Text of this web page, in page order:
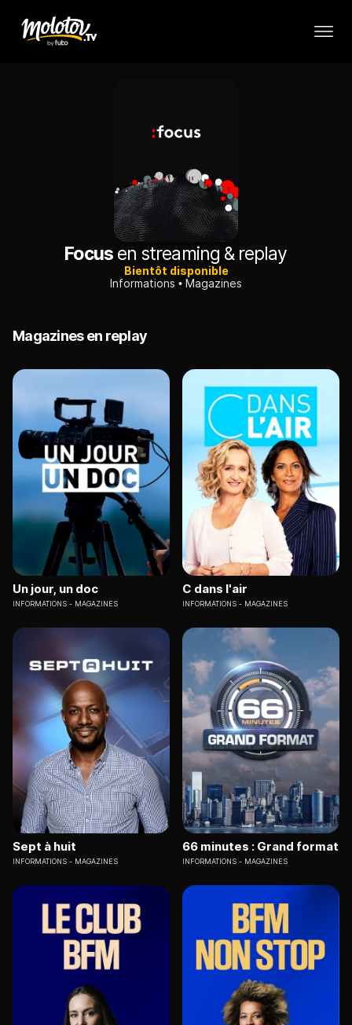
Focusen streaming & replay
Bientôt disponible
Informations
Magazines
Magazines en replay
Un jour, un doc
INFORMATIONS MAGAZINES
C dans l'air
INFORMATIONS MAGAZINES
Sept à huit
INFORMATIONS MAGAZINES
66 minutes : Grand format
INFORMATIONS MAGAZINES